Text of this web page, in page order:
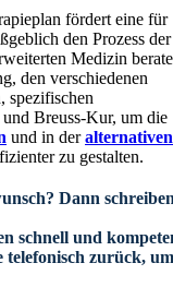
fördert eine für
den Prozess der
Medizin
den verschiedenen
spezifischen
Breuss-Kur, um die
und in deralternativen
zu gestalten.
Dann
schnell und
zurück, um